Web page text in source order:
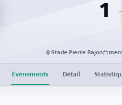
1
Stade Pierre Rajon
Événements Détail